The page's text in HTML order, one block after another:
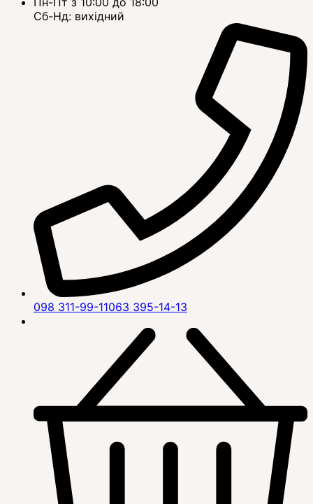
Сб-Нд: вихідний
098 311-99-11063 395-14-13